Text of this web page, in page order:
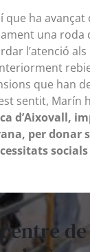
que ha
una roda
l’atenció als
que han
sentit, Marín
d’Aixovall,
per donar